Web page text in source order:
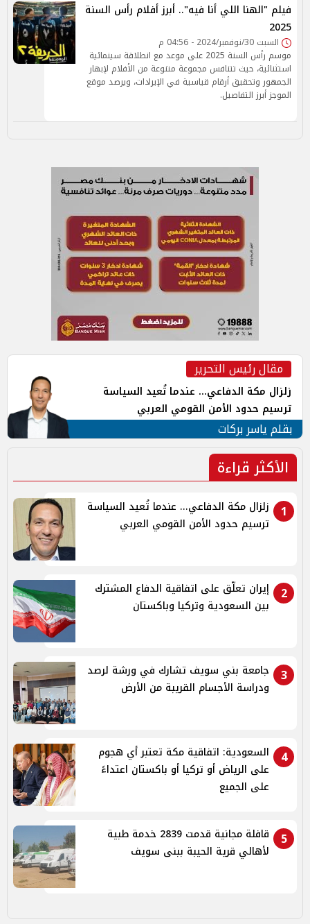
فيلم "الهنا اللي أنا فيه".. أبرز أفلام رأس السنة
2025
السبت 30/نوفمبر/2024 - 04:56 م
موسم رأس السنة 2025 على موعد مع انطلاقة سينمائية
استثنائية، حيث تتنافس مجموعة متنوعة من الأفلام لإبهار
الجمهور وتحقيق أرقام قياسية في الإيرادات، ويرصد موقع
الموجز أبرز التفاصيل.
مقال رئيس التحرير
زلزال مكة الدفاعي... عندما تُعيد السياسة
ترسيم حدود الأمن القومي العربي
بقلم ياسر بركات
الأكثر قراءة
1
زلزال مكة الدفاعي... عندما تُعيد السياسة
ترسيم حدود الأمن القومي العربي
2
إيران تعلّق على اتفاقية الدفاع المشترك
بين السعودية وتركيا وباكستان
3
جامعة بني سويف تشارك في ورشة لرصد
ودراسة الأجسام القريبة من الأرض
4
السعودية: اتفاقية مكة تعتبر أي هجوم
على الرياض أو تركيا أو باكستان اعتداءً
على الجميع
5
قافلة مجانية قدمت 2839 خدمة طبية
لأهالي قرية الحيبة ببنى سويف